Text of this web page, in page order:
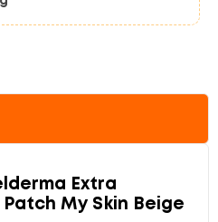
Extra
My Skin Beige